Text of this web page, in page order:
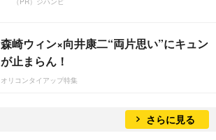
森崎ウィン×向井康二“両片思い”にキュン
が止まらん！
オリコンタイアップ特集
さらに見る